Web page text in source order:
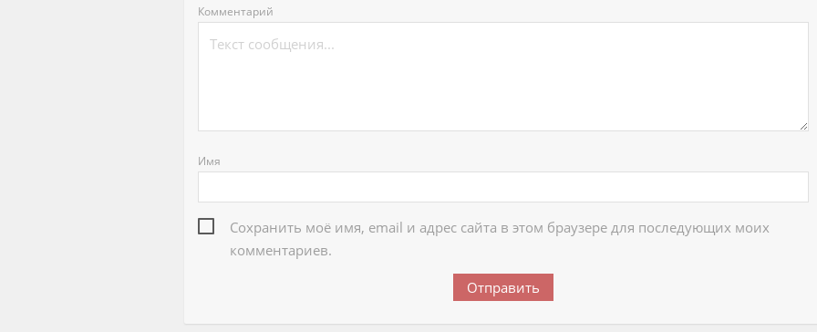
Комментарий
Имя
Сохранить моё имя, email и адрес сайта в этом браузере для последующих моих
комментариев.